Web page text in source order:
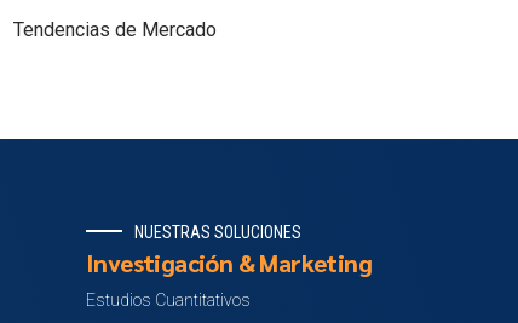
Tendencias de Mercado
NUESTRAS SOLUCIONES
Investigación & Marketing
Estudios Cuantitativos